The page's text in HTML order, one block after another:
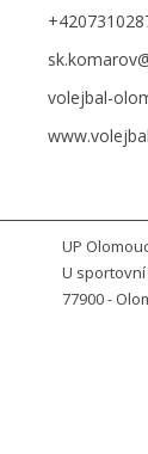
volejbal-
UP
U
77900 -